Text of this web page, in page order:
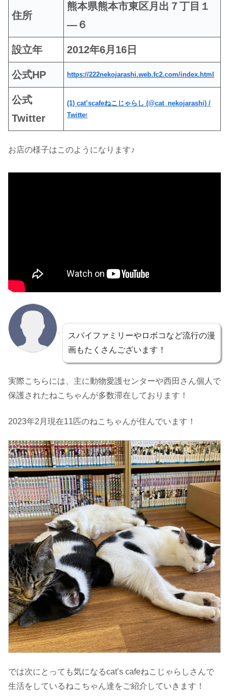
住所
熊本県熊本市東区月出７丁目１
―６
設立年 2012年6月16日
公式HP https://222nekojarashi.web.fc2.com/index.html
公式
Twitter
(1) cat’scafeねこじゃらし (@cat_nekojarashi) /
Twitter
お店の様子はこのようになります♪
スパイファミリーやロボコなど流行の漫
画もたくさんございます！
実際こちらには、主に動物愛護センターや西田さん個人で
保護されたねこちゃんが多数滞在しております！
2023年2月現在11匹のねこちゃんが住んでいます！
では次にとっても気になるcat’s cafeねこじゃらしさんで
生活をしているねこちゃん達をご紹介していきます！